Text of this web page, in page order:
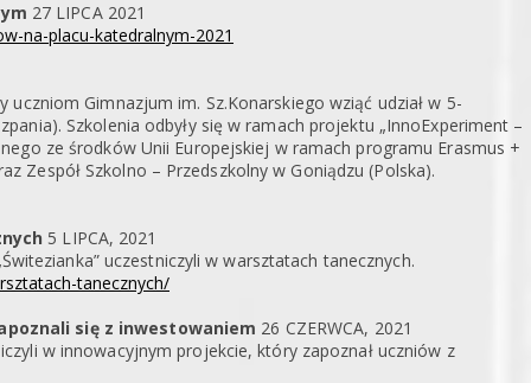
27 LIPCA 2021
na-placu-katedralnym-2021
Gimnazjum im. Sz.Konarskiego wziąć udział w 5-
Szkolenia odbyły się w ramach projektu „InnoExperiment –
ze środków Unii Europejskiej w ramach programu Erasmus +
Zespół Szkolno – Przedszkolny w Goniądzu (Polska).
5 LIPCA, 2021
uczestniczyli w warsztatach tanecznych.
tanecznych/
się z inwestowaniem 26 CZERWCA, 2021
w innowacyjnym projekcie, który zapoznał uczniów z